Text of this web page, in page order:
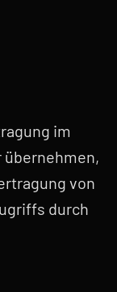
im
übernehmen,
von
durch